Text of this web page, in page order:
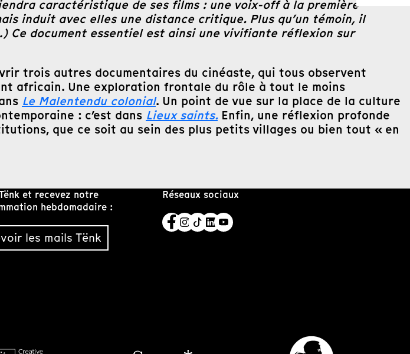
caractéristique de ses films : une voix-off à la première
induit avec elles une distance critique. Plus qu’un témoin, il
Ce document essentiel est ainsi une vivifiante réflexion sur
trois autres documentaires du cinéaste, qui tous observent
africain. Une exploration frontale du rôle à tout le moins
Le Malentendu colonial. Un point de vue sur la place de la culture
: c’est dans Lieux saints. Enfin, une réflexion profonde
que ce soit au sein des plus petits villages ou bien tout « en
et recevez notre
hebdomadaire :
les mails Tënk
Réseaux sociaux